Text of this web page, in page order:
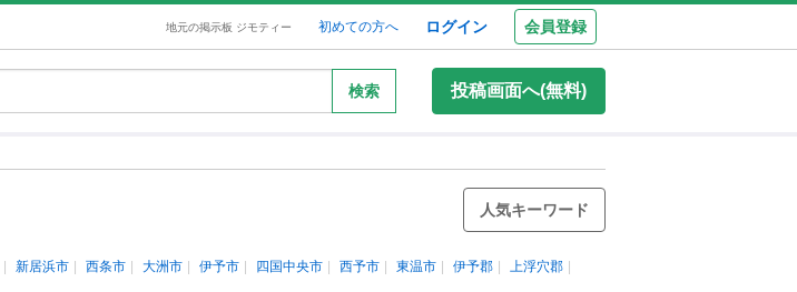
地元の掲示板 ジモティー 初めての方へ ログイン 会員登録
検索 投稿画面へ(無料)
人気キーワード
新居浜市 西条市 大洲市 伊予市 四国中央市 西予市 東温市 伊予郡
上浮穴郡